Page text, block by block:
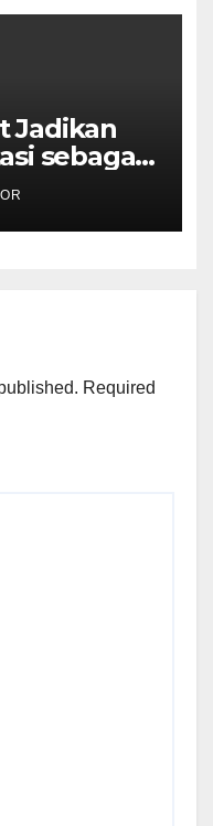
Jadikan
sebagai
Required